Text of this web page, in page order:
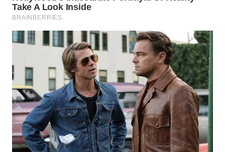
TAPANULI
SELATAN
WN
WN
KARO
WN
SIMALUNGUN